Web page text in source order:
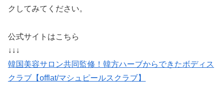
クしてみてください。
公式サイトはこちら
↓↓↓
韓国美容サロン共同監修！韓方ハーブからできたボディス
クラブ【offlat/マシュピールスクラブ】